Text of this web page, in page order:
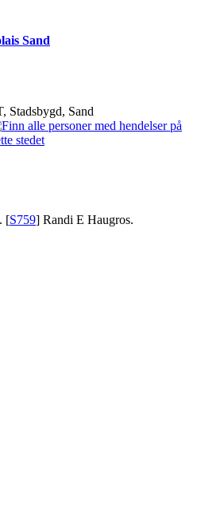
Sand
Stadsbygd, Sand
[S759] Randi E Haugros.